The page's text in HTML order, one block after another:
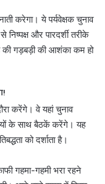
करेगा। ये पर्यवेक्षक चुनाव
और पारदर्शी तरीके
गड़बड़ी की आशंका कम हो
करेंगे। वे यहां चुनाव
के साथ बैठकें करेंगे। यह
को दर्शाता है।
गहमा-गहमी भरा रहने